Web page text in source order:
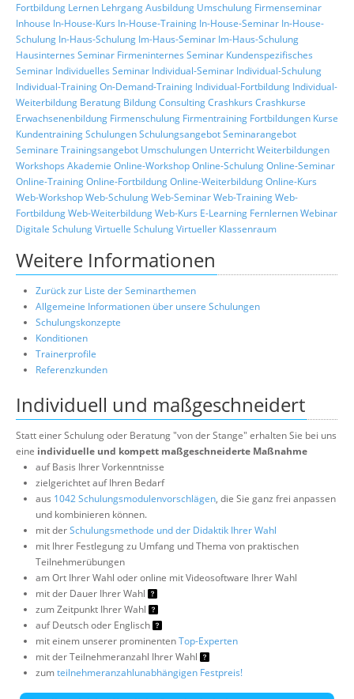
Fortbildung Lernen LehrgangAusbildung Umschulung Firmenseminar
Inhouse In-House-Kurs In-House-Training In-House-Seminar In-House-
Schulung In-Haus-Schulung Im-Haus-Seminar Im-Haus-Schulung
Hausinternes Seminar Firmeninternes Seminar Kundenspezifisches
Seminar Individuelles Seminar Individual-Seminar Individual-Schulung
Individual-TrainingOn-Demand-Training Individual-Fortbildung Individual-
Weiterbildung Beratung BildungConsultingCrashkurs Crashkurse
Erwachsenenbildung Firmenschulung Firmentraining Fortbildungen Kurse
KundentrainingSchulungenSchulungsangebotSeminarangebot
Seminare Trainingsangebot Umschulungen UnterrichtWeiterbildungen
Workshops Akademie Online-WorkshopOnline-SchulungOnline-Seminar
Online-TrainingOnline-FortbildungOnline-WeiterbildungOnline-Kurs
Web-WorkshopWeb-SchulungWeb-SeminarWeb-TrainingWeb-
FortbildungWeb-WeiterbildungWeb-Kurs E-Learning FernlernenWebinar
Digitale SchulungVirtuelle SchulungVirtueller Klassenraum
Weitere Informationen
Zurück zur Liste der Seminarthemen
Allgemeine Informationen über unsere Schulungen
Schulungskonzepte
Konditionen
Trainerprofile
Referenzkunden
Individuell und maßgeschneidert
Statt einer Schulung oder Beratung "von der Stange" erhalten Sie bei uns
eine individuelle und kompett maßgeschneiderte Maßnahme
auf Basis Ihrer Vorkenntnisse
zielgerichtet auf Ihren Bedarf
aus 1042 Schulungsmodulenvorschlägen, die Sie ganz frei anpassen
und kombinieren können.
mit derSchulungsmethode und der Didaktik Ihrer Wahl
mit Ihrer Festlegung zu Umfang und Thema von praktischen
Teilnehmerübungen
am Ort Ihrer Wahl oder online mit Videosoftware Ihrer Wahl
mit der Dauer Ihrer Wahl
zum Zeitpunkt Ihrer Wahl
auf Deutsch oder Englisch
mit einem unserer prominentenTop-Experten
mit der Teilnehmeranzahl Ihrer Wahl
zumteilnehmeranzahlunabhängigen Festpreis!